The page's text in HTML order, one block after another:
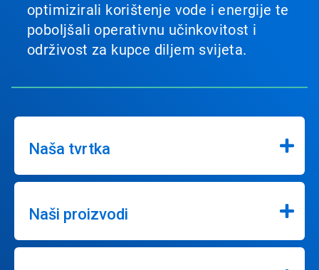
optimizirali korištenje vode i energije te
poboljšali operativnu učinkovitost i
održivost za kupce diljem svijeta.
Naša tvrtka
Naši proizvodi